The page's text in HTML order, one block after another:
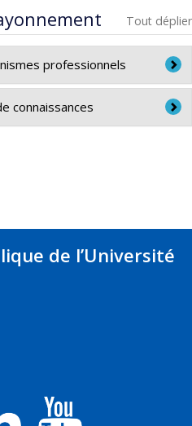
Tout déplier
professionnels
Québec
connaissances
de l’Université